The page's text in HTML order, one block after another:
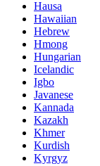
Hausa
Hawaiian
Hebrew
Hmong
Hungarian
Icelandic
Igbo
Javanese
Kannada
Kazakh
Khmer
Kurdish
Kyrgyz